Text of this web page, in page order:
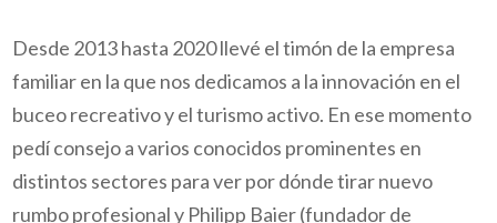
Desde 2013 hasta 2020 llevé el timón de la empresa
familiar en la que nos dedicamos a la innovación en el
buceo recreativo y el turismo activo. En ese momento
pedí consejo a varios conocidos prominentes en
distintos sectores para ver por dónde tirar nuevo
rumbo profesional y Philipp Baier (fundador de